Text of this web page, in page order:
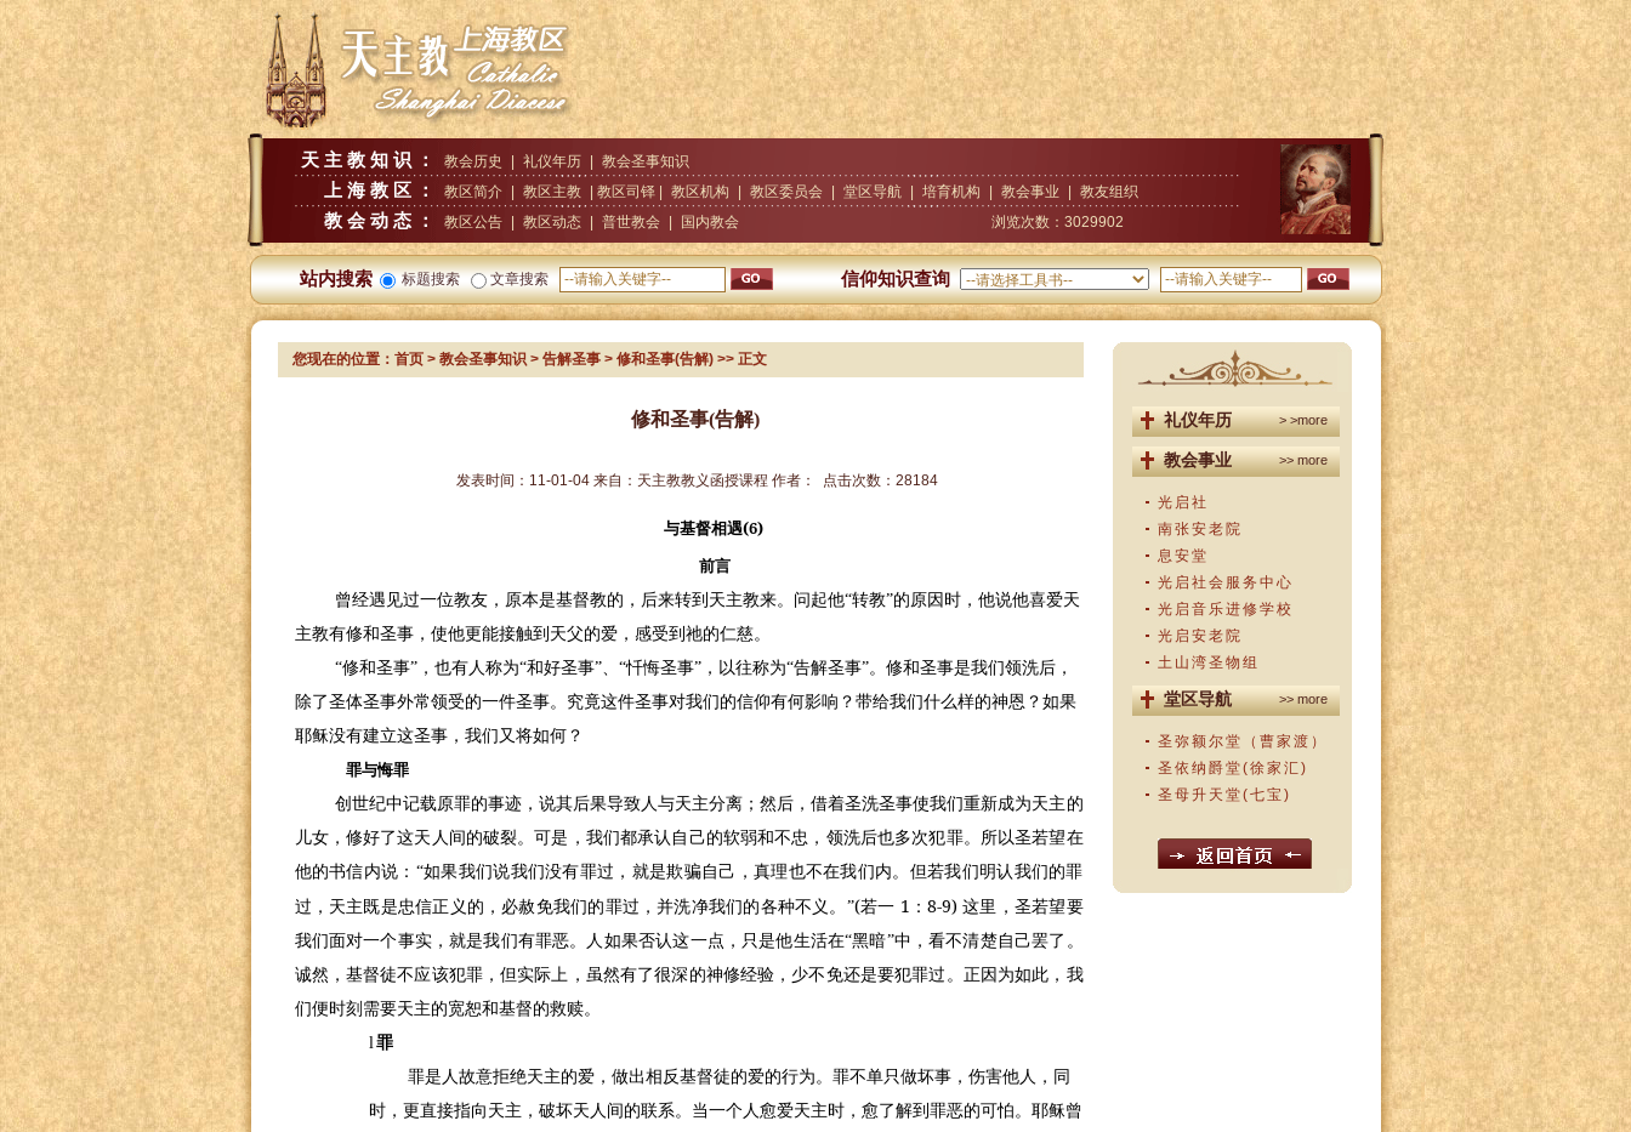
天主教知识： 教会历史 礼仪年历 教会圣事知识
上海教区： 教区简介 教区主教 | 教区司铎 | 教区机构 教区委员会 堂区导航 培育机构 教会事业 教友组织
教会动态： 教区公告 教区动态 普世教会 国内教会 浏览次数： 3029902
站内搜索 标题搜索 文章搜索 信仰知识查询
您现在的位置： 首页> 教会圣事知识> 告解圣事> 修和圣事(告解)>> 正文
修和圣事(告解)
发表时间： 11-01-04 来自： 天主教教义函授课程 作者： 点击次数： 28184
与基督相遇(6)
前言
曾经遇见过一位教友，原本是基督教的，后来转到天主教来。问起他“转教”的原因时，他说他喜爱天
主教有修和圣事，使他更能接触到天父的爱，感受到祂的仁慈。
“修和圣事”，也有人称为“和好圣事”、“忏悔圣事”，以往称为“告解圣事”。修和圣事是我们领洗后，
除了圣体圣事外常领受的一件圣事。究竟这件圣事对我们的信仰有何影响？带给我们什么样的神恩？如果
耶稣没有建立这圣事，我们又将如何？
罪与悔罪
创世纪中记载原罪的事迹，说其后果导致人与天主分离；然后，借着圣洗圣事使我们重新成为天主的
儿女，修好了这天人间的破裂。可是，我们都承认自己的软弱和不忠，领洗后也多次犯罪。所以圣若望在
他的书信内说：“如果我们说我们没有罪过，就是欺骗自己，真理也不在我们内。但若我们明认我们的罪
过，天主既是忠信正义的，必赦免我们的罪过，并洗净我们的各种不义。”(若一 1 ： 8-9)这里，圣若望要
我们面对一个事实，就是我们有罪恶。人如果否认这一点，只是他生活在“黑暗”中，看不清楚自己罢了。
诚然，基督徒不应该犯罪，但实际上，虽然有了很深的神修经验，少不免还是要犯罪过。正因为如此，我
们便时刻需要天主的宽恕和基督的救赎。
l 罪
罪是人故意拒绝天主的爱，做出相反基督徒的爱的行为。罪不单只做坏事，伤害他人，同
时，更直接指向天主，破坏天人间的联系。当一个人愈爱天主时，愈了解到罪恶的可怕。耶稣曾
礼仪年历 > >more
教会事业 >> more
光启社
南张安老院
息安堂
光启社会服务中心
光启音乐进修学校
光启安老院
土山湾圣物组
堂区导航 >> more
圣弥额尔堂（曹家渡）
圣依纳爵堂(徐家汇)
圣母升天堂(七宝)